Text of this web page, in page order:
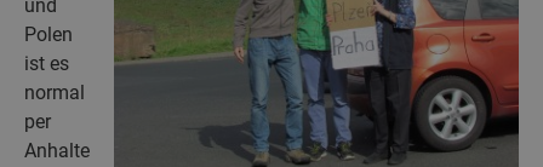
und
Polen
ist es
normal
per
Anhalte